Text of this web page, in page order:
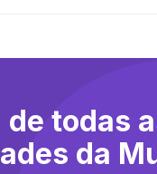
de todas
da